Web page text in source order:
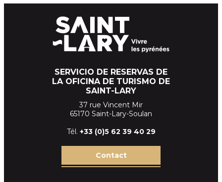
SERVICIO DE RESERVAS DE
LA OFICINA DE TURISMO DE
SAINT-LARY
37 rue Vincent Mir
65170 Saint-Lary-Soulan
Tél. +33 (0)5 62 39 40 29
Contact